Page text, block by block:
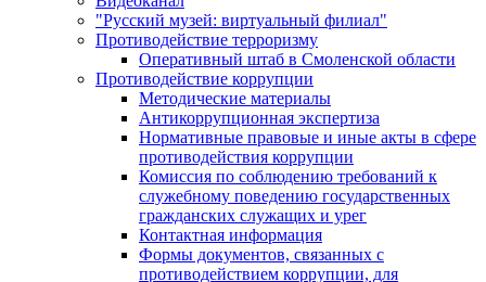
"Русский музей: виртуальный филиал"
Противодействие терроризму
Оперативный штаб в Смоленской области
Противодействие коррупции
Методические материалы
Антикоррупционная экспертиза
Нормативные правовые и иные акты в сфере
противодействия коррупции
Комиссия по соблюдению требований к
служебному поведению государственных
гражданских служащих и урег
Контактная информация
Формы документов, связанных с
противодействием коррупции, для